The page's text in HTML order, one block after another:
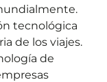
tecnológica
de los viajes.
de